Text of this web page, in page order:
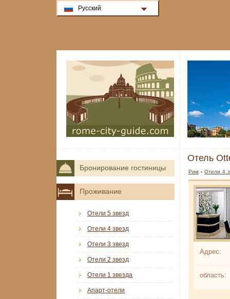
Отель
Рим ›Отели 4
Адрес:
область:
Бронирование гостиницы
Проживание
Отели 5 звезд
Отели 4 звезд
Отели 3 звезд
Отели 2 звезд
Отели 1 звезда
Апарт-отели
Русский